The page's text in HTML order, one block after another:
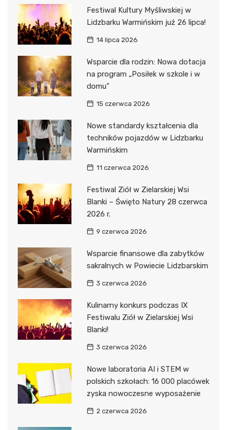
Festiwal Kultury Myśliwskiej w
Lidzbarku Warmińskim już 26 lipca!
14 lipca 2026
Wsparcie dla rodzin: Nowa dotacja
na program „Posiłek w szkole i w
domu”
15 czerwca 2026
Nowe standardy kształcenia dla
techników pojazdów w Lidzbarku
Warmińskim
11 czerwca 2026
Festiwal Ziół w Zielarskiej Wsi
Blanki – Święto Natury 28 czerwca
2026 r.
9 czerwca 2026
Wsparcie finansowe dla zabytków
sakralnych w Powiecie Lidzbarskim
3 czerwca 2026
Kulinarny konkurs podczas IX
Festiwalu Ziół w Zielarskiej Wsi
Blanki!
3 czerwca 2026
Nowe laboratoria AI i STEM w
polskich szkołach: 16 000 placówek
zyska nowoczesne wyposażenie
2 czerwca 2026